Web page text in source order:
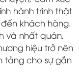
hành trình thật
khách hàng.
và nhất quán,
hiệu trở nên
tảng cho sự gắn